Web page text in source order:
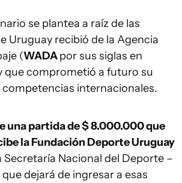
se plantea a raíz de las
Uruguay recibió de la Agencia
(WADApor sus siglas en
que comprometió a futuro su
internacionales.
una partida de $ 8.000.000 que
la Fundación Deporte Uruguay
Nacional del Deporte –
dejará de ingresar a esas